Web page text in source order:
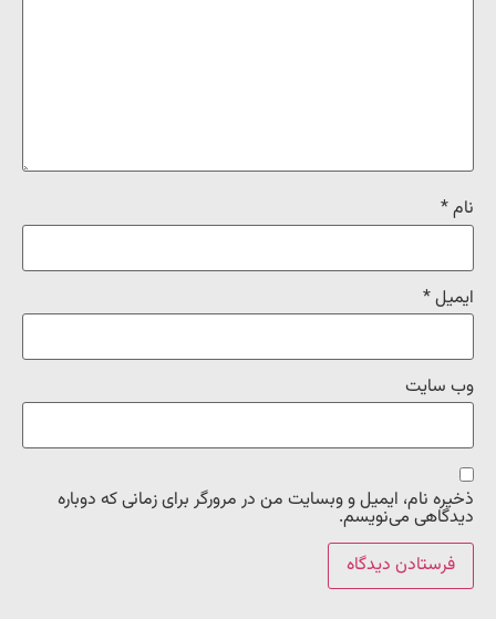
نام*
ایمیل*
وب‌ سایت
ذخیره نام، ایمیل و وبسایت من در مرورگر برای زمانی که دوباره
دیدگاهی می‌نویسم.